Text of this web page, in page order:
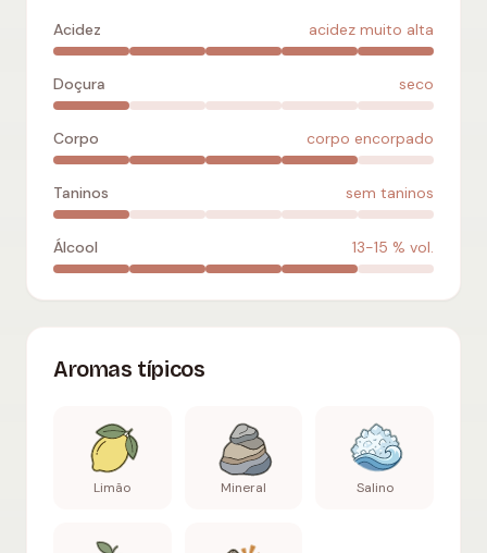
Acidez acidez muito alta
Doçura seco
Corpo corpo encorpado
Taninos sem taninos
Álcool 13-15 % vol.
Aromas típicos
Limão Mineral Salino